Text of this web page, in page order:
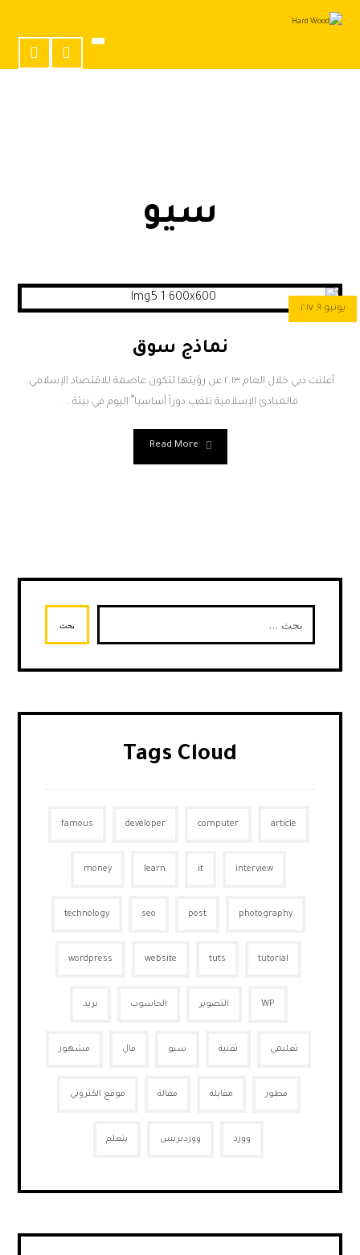
سيو
نماذج سوق
يونيو ٩, ٢٠١٧
أعلنت دبي خلال العام ٢٠١٣ عن رؤيتها لتكون عاصمة للاقتصاد الإسلامي.
فالمبادئ الإسلامية تلعب دوراً أساسيا ً اليوم في بيئة ...
Read More
بحث
Tags Cloud
article
computer
developer
famous
interview
it
learn
money
photography
post
seo
technology
tutorial
tuts
website
wordpress
WP التصوير الحاسوب بريد
تعليمي تقنية سيو مال مشهور
مطور مقابلة مقالة موقع الكتروني
وورد ووردبريس يتعلم